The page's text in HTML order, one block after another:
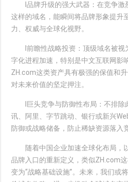
l品牌升级的强大武器：在竞争激
这样的域名，能瞬间将品牌形象提升
力、权威与全球化视野。
l前瞻性战略投资：顶级域名被视
字化进程加速，特别是中文互联网影
ZH.com这类资产具有极强的保值和
对未来价值的坚定押注。
l巨头竞争与防御性布局：不排除
讯、阿里、字节跳动、银行或新兴
防御或战略储备，防止稀缺资源落入
随着中国企业加速全球化布局，
品牌入口的重新定义，类似ZH.com
变为“战略基础设施”。未来，我们或